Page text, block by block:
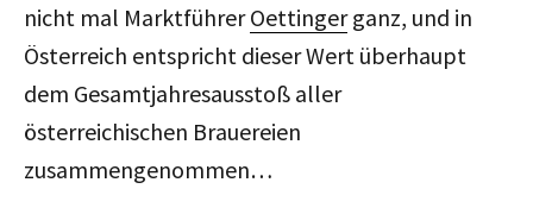
nicht mal MarktführerOettingerganz, und in
Österreich entspricht dieser Wert überhaupt
dem Gesamtjahresausstoß aller
österreichischen Brauereien
zusammengenommen…